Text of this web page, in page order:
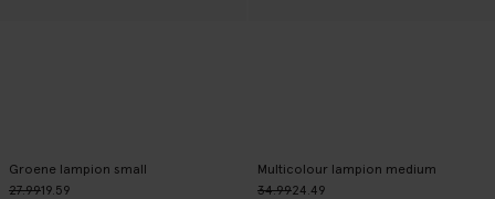
Groene lampion small
27.9919.59
Multicolour lampion medium
34.9924.49